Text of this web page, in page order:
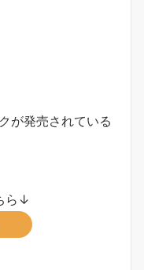
が発売されている
ら↓